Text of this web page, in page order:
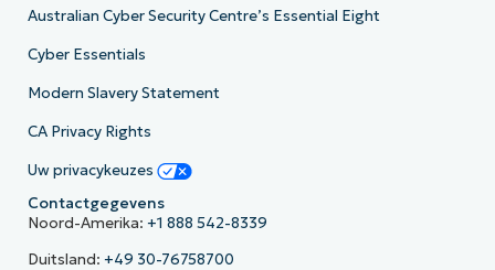
Australian Cyber Security Centre’s Essential Eight
Cyber Essentials
Modern Slavery Statement
CA Privacy Rights
Uw privacykeuzes
Contactgegevens
Noord-Amerika: +1 888 542-8339
Duitsland: +49 30-76758700